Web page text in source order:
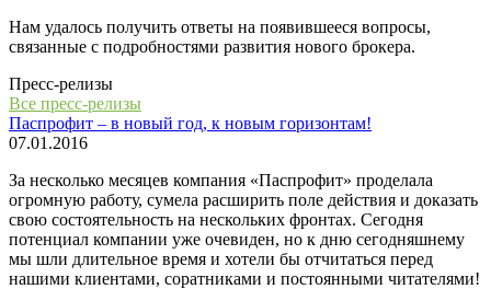
Нам удалось получить ответы на появившееся вопросы,
связанные с подробностями развития нового брокера.
Пресс-релизы
Все пресс-релизы
Паспрофит – в новый год, к новым горизонтам!
07.01.2016
За несколько месяцев компания «Паспрофит» проделала
огромную работу, сумела расширить поле действия и доказать
свою состоятельность на нескольких фронтах. Сегодня
потенциал компании уже очевиден, но к дню сегодняшнему
мы шли длительное время и хотели бы отчитаться перед
нашими клиентами, соратниками и постоянными читателями!